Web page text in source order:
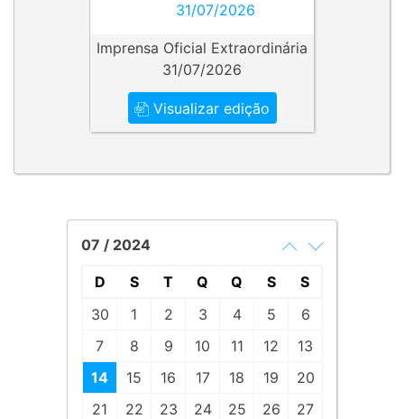
31/07/2026
Imprensa Oficial Extraordinária
31/07/2026
Visualizar edição
07 / 2024
D S T Q Q S
S
30
1 2 3 4 5
6
7
8 9 10 11 12
13
14
15 16 17 18 19
20
21
22 23 24 25 26
27